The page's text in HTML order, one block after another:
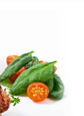
отлично